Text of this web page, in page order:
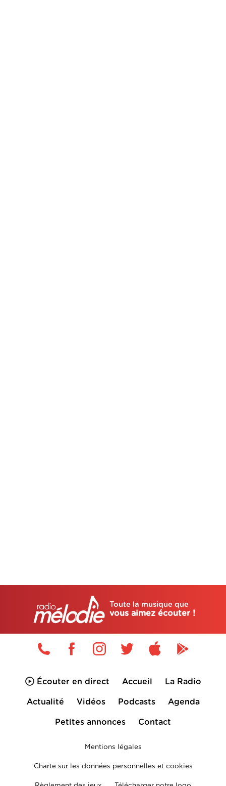
Toute la musique que
vous aimez écouter !
Écouter en direct Accueil La Radio
Actualité Vidéos Podcasts Agenda
Petites annonces Contact
Mentions légales
Charte sur les données personnelles et cookies